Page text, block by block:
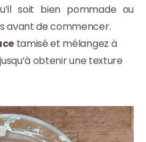
soit bien pommade ou
avant de commencer.
tamisé et mélangez à
obtenir une texture